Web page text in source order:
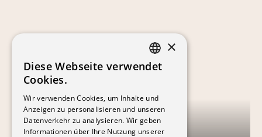
FRENCH
×
Diese Webseite verwendet
Cookies.
Wir verwenden Cookies, um Inhalte und
Anzeigen zu personalisieren und unseren
Datenverkehr zu analysieren. Wir geben
Informationen über Ihre Nutzung unserer